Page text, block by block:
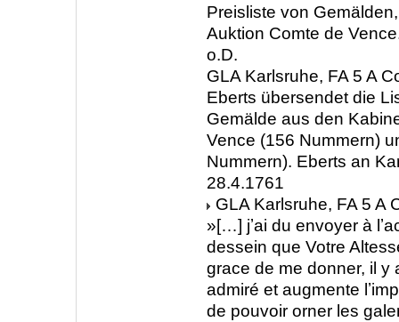
Preisliste von
Auktion Comte de
o.D.
GLA Karlsruhe, FA 5 A
Eberts übersendet die
Gemälde aus den
Vence (156 Nummern)
Nummern). Eberts an
28.4.1761
GLA Karlsruhe, FA 5 A
»[…] jʼai du envoyer à
dessein que Votre
grace de me donner, il y
admiré et augmente
de pouvoir orner les